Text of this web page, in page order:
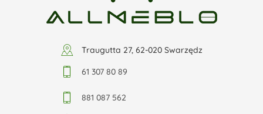
Traugutta 27, 62-020 Swarzędz
61 307 80 89
881 087 562